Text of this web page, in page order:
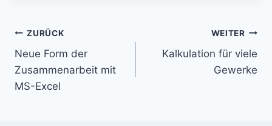
Beitragsnavigation
ZURÜCK
Neue Form der
Zusammenarbeit mit
MS-Excel
WEITER
Kalkulation für viele
Gewerke